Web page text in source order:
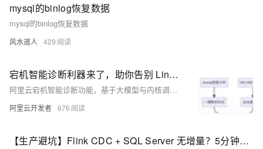
mysql的binlog恢复数据
mysql的binlog恢复数据
风水道人 429
宕机智能诊断利器来了，助你告别 Linux 宕机分析“三座大山”
阿里云宕机智能诊断功能，基于大模型与内核调试技术，秒级解析dmesg日志、深度分析VMCORE、精准匹配Linux内核补丁，将传统需数小时的宕机分析压缩至5分钟，大幅降低运维门槛。
阿里云开发者 676
【生产避坑】Flink CDC + SQL Server 无增量？5分钟定位，直接抄解决方案